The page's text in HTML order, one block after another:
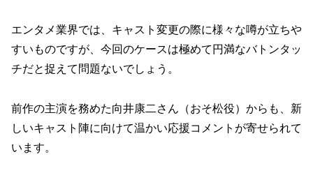
エンタメ業界では、キャスト変更の際に様々な噂が立ちや
すいものですが、今回のケースは極めて円満なバトンタッ
チだと捉えて問題ないでしょう。
前作の主演を務めた向井康二さん（おそ松役）からも、新
しいキャスト陣に向けて温かい応援コメントが寄せられて
います。